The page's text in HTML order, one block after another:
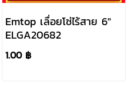
Emtop เลื่อยโซ่ไร้สาย 6"
ELGA20682
1.00 ฿